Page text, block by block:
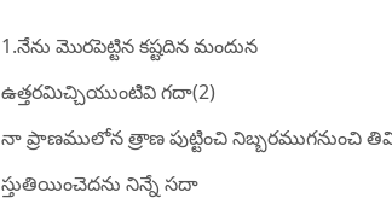
1.నేను మొరపెట్టిన కష్టదిన మందున
ఉత్తరమిచ్చియుంటివి గదా(2)
నా ప్రాణములోన త్రాణ పుట్టించి నిబ్బరముగనుంచి
స్తుతియించెదను నిన్నే సదా